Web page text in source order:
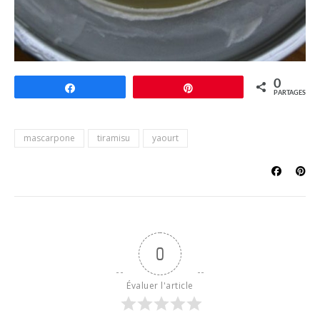
0
PARTAGES
mascarpone tiramisu yaourt
0
Évaluer l'article